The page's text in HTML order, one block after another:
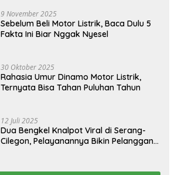
9 November 2025
Sebelum Beli Motor Listrik, Baca Dulu 5
Fakta Ini Biar Nggak Nyesel
30 Oktober 2025
Rahasia Umur Dinamo Motor Listrik,
Ternyata Bisa Tahan Puluhan Tahun
12 Juli 2025
Dua Bengkel Knalpot Viral di Serang-
Cilegon, Pelayanannya Bikin Pelanggan